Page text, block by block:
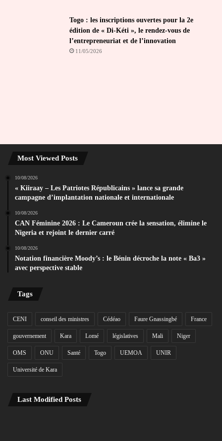
Togo : les inscriptions ouvertes pour la 2e
édition de « Di-Kéti », le rendez-vous de
l’entrepreneuriat et de l’innovation
11/05/2026
Most Viewed Posts
10/08/2026
« Kiiraay – Les Patriotes Républicains » lance sa grande
campagne d’implantation nationale et internationale
10/08/2026
CAN Féminine 2026 : Le Cameroun crée la sensation, élimine le
Nigeria et rejoint le dernier carré
10/08/2026
Notation financière Moody’s : le Bénin décroche la note « Ba3 »
avec perspective stable
Tags
CENI conseil des ministres Cédéao Faure Gnassingbé France
gouvernement Kara Lomé législatives Mali Niger
OMS ONU Santé Togo UEMOA UNIR
Université de Kara
Last Modified Posts